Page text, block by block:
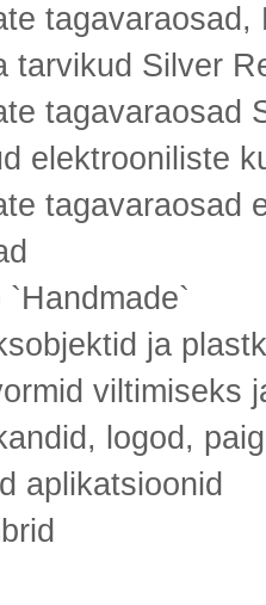
tagavaraosad,
tarvikud Silver
tagavaraosad
elektrooniliste
tagavaraosad
ja
viltimiseks
logod,
aplikatsioonid